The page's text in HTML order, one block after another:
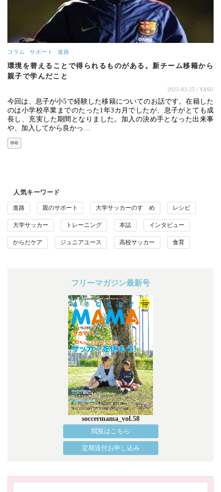
コラム サポート 進路
環境を替えることで得られるものがある。新チーム移籍から
親子で学んだこと
2025-03-25 / YASU
今回は、息子が小5で経験した移籍についてのお話です。在籍した
のは小学校卒業までのたった1年3カ月でしたが、息子がとても成
長し、充実した期間となりました。加入の決め手となった出来事
や、加入してから良かっ…
移籍
人気キーワード
進路 親のサポート 大学サッカーのすゝめ レシピ
大学サッカー トレーニング 本誌 インタビュー
からだケア ジュニアユース 高校サッカー 食育
フリーマガジン最新号
soccermama_vol.58
閲覧はこちら
定期送付お申し込み